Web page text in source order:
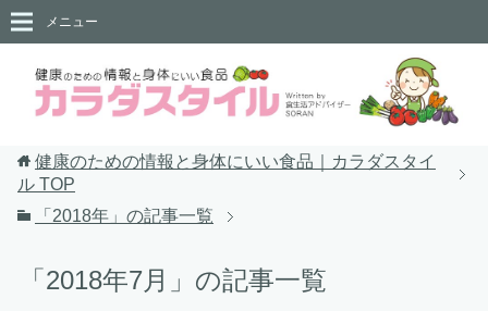
メニュー
健康のための情報と身体にいい食品｜カラダスタイ
ル TOP
「2018年」の記事一覧
「2018年7月」の記事一覧